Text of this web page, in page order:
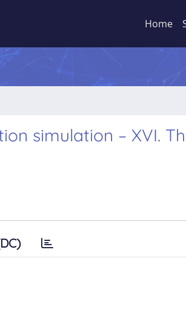
Home
simulation – XVI.